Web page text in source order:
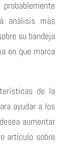
análisis más
su bandeja
en que marca
de la
ayudar a los
aumentar
artículo sobre